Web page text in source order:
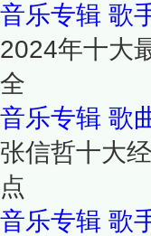
音乐专辑 歌
2024年十大
全
音乐专辑 歌
张信哲十大
点
音乐专辑 歌